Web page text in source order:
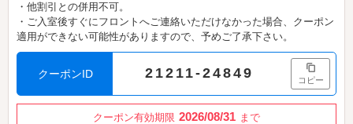
・他割引との併用不可。
・ご入室後すぐにフロントへご連絡いただけなかった場合、クーポン
適用ができない可能性がありますので、予めご了承下さい。
クーポンID 21211-24849 コピー
クーポン有効期限 2026/08/31 まで